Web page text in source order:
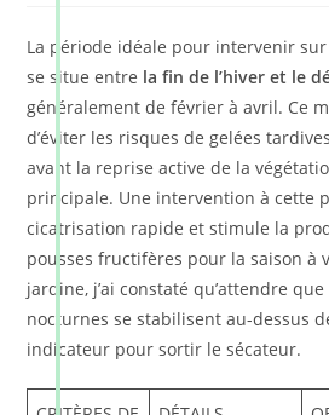
La période idéale pour intervenir
se situe entre la fin de l’hiver et le
généralement de février à avril. Ce
d’éviter les risques de gelées
avant la reprise active de la
principale. Une intervention à cette
cicatrisation rapide et stimule la
pousses fructifères pour la saison à
jardine, j’ai constaté qu’attendre
nocturnes se stabilisent au-dessus
indicateur pour sortir le sécateur.